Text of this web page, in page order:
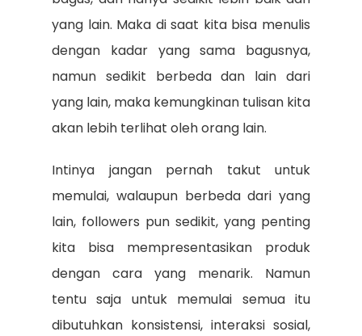
yang lain. Maka di saat kita bisa menulis
dengan kadar yang sama bagusnya,
namun sedikit berbeda dan lain dari
yang lain, maka kemungkinan tulisan kita
akan lebih terlihat oleh orang lain.
Intinya jangan pernah takut untuk
memulai, walaupun berbeda dari yang
lain, followers pun sedikit, yang penting
kita bisa mempresentasikan produk
dengan cara yang menarik. Namun
tentu saja untuk memulai semua itu
dibutuhkan konsistensi, interaksi sosial,